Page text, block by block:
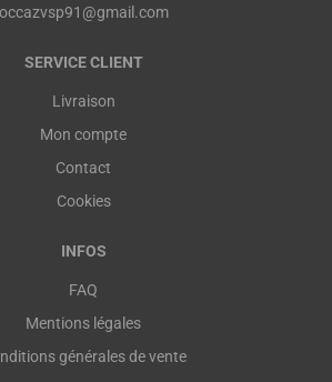
occazvsp91@gmail.com
SERVICE CLIENT
Livraison
Mon compte
Contact
Cookies
INFOS
FAQ
Mentions légales
générales de vente